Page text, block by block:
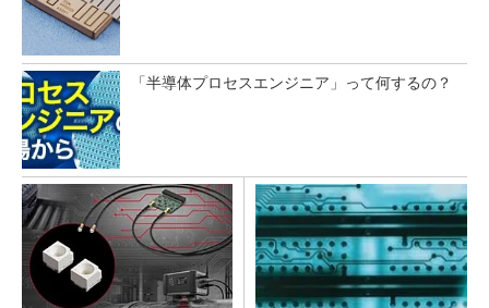
「半導体プロセスエンジニア」って何するの？